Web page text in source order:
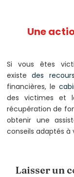
Une
Si vous êtes
existedes recours
financières, le
des victimes et
récupération de
obtenir une
conseils adaptés à
Laisser un